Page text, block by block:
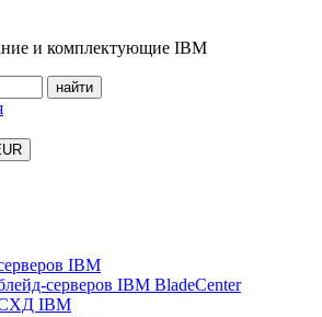
и комплектующие IBM
IBM
серверов IBM BladeCenter
СХД IBM